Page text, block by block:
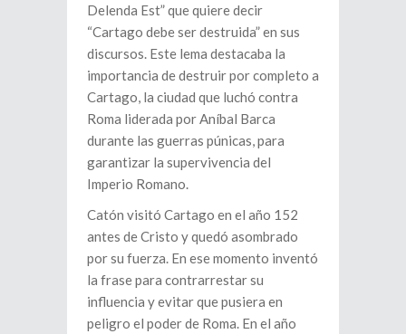
Delenda Est” que quiere decir
“Cartago debe ser destruida” en sus
discursos. Este lema destacaba la
importancia de destruir por completo a
Cartago, la ciudad que luchó contra
Roma liderada por Aníbal Barca
durante las guerras púnicas, para
garantizar la supervivencia del
Imperio Romano.
Catón visitó Cartago en el año 152
antes de Cristo y quedó asombrado
por su fuerza. En ese momento inventó
la frase para contrarrestar su
influencia y evitar que pusiera en
peligro el poder de Roma. En el año